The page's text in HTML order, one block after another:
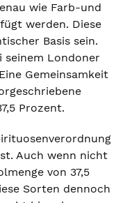
wie Farb-und
werden. Diese
Basis sein.
seinem Londoner
Gemeinsamkeit
Prozent.
Auch wenn nicht
von 37,5
Sorten dennoch